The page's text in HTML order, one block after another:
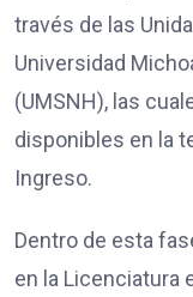
través de las
Universidad
(UMSNH), las
disponibles en la
Ingreso.
Dentro de esta
en la Licenciatura